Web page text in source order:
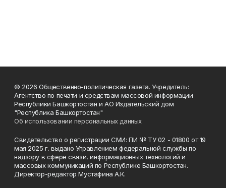
© 2026 Общественно-политическая газета. Учредитель:
Агентство по печати и средствам массовой информации
Республики Башкортостан и АО Издательский дом
"Республика Башкортостан"
Об использовании персональных данных
Свидетельство о регистрации СМИ: ПИ № ТУ 02 - 01800 от 19
мая 2025 г. выдано Управлением федеральной службы по
надзору в сфере связи, информационных технологий и
массовых коммуникаций по Республике Башкортостан.
Директор-редактор Мустафина А.К.